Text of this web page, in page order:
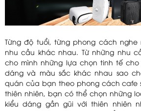
Từng độ tuổi, từng phong cách
nhu cầu khác nhau. Từ những nhu
cho mình những lựa chọn tinh tế
dáng và màu sắc khác nhau sao
quán của bạn theo phong cách cafe
thiên nhiên, bạn có thể chọn những
kiểu dáng gần gũi với thiên nhiên